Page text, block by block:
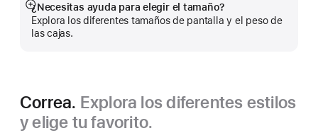
¿Necesitas ayuda para elegir el tamaño?
Explora los diferentes tamaños de pantalla y el peso de
las cajas.
Mostrar
más
Correa. Explora los diferentes estilos
y elige tu favorito.